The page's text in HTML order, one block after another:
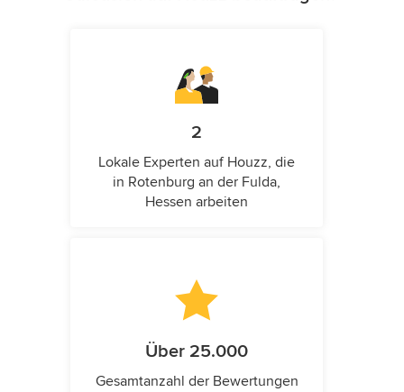
2
Lokale Experten auf Houzz, die
in Rotenburg an der Fulda,
Hessen arbeiten
Über 25.000
Gesamtanzahl der Bewertungen